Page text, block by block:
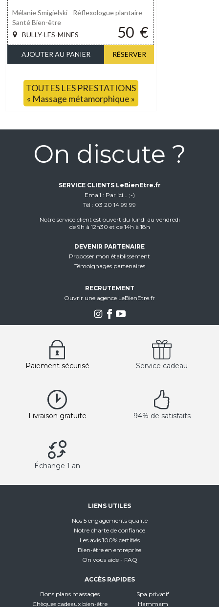
50 €
BULLY-LES-MINES
Mélanie Smigielski - Réflexologue plantaire
Santé Bien-être
AJOUTER AU PANIER RÉSERVER
TOUTES LES PRESTATIONS
« Massage métamorphique »
On discute ?
SERVICE CLIENTS LeBienEtre.fr
Email
Par ici... ;-)
Tél
03 20 14 99 99
Notre service client est ouvert du lundi au vendredi
de 9h à 12h30 et de 14h à 18h
DEVENIR PARTENAIRE
Proposer mon établissement
Témoignages partenaires
RECRUTEMENT
Ouvrir une agence LeBienEtre.fr
Paiement sécurisé Service cadeau
Livraison gratuite 94% de satisfaits
Échange 1 an
LIENS UTILES
Nos 5 engagements qualité
Notre charte de confiance
Les avis 100% certifiés
Bien-être en entreprise
On vous aide - FAQ
ACCÈS RAPIDES
Bons plans massages
Chèques cadeaux bien-être
Spa privatif
Hammam